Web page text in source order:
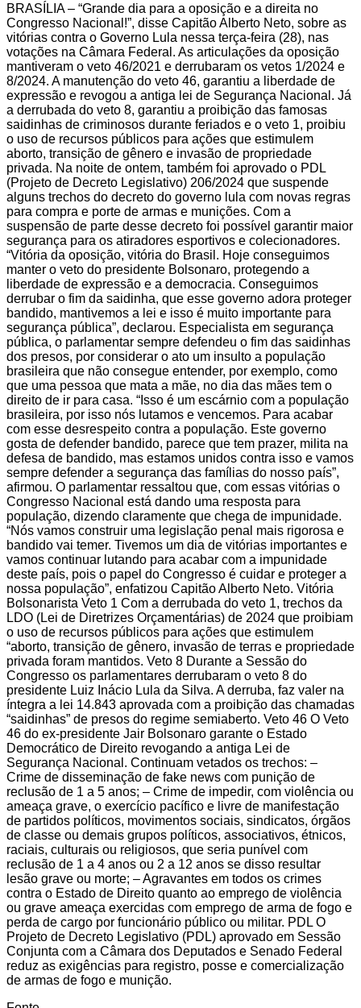
BRASÍLIA – “Grande dia para a oposição e a direita no
Congresso Nacional!”, disse Capitão Alberto Neto, sobre as
vitórias contra o Governo Lula nessa terça-feira (28), nas
votações na Câmara Federal. As articulações da oposição
mantiveram o veto 46/2021 e derrubaram os vetos 1/2024 e
8/2024. A manutenção do veto 46, garantiu a liberdade de
expressão e revogou a antiga lei de Segurança Nacional. Já
a derrubada do veto 8, garantiu a proibição das famosas
saidinhas de criminosos durante feriados e o veto 1, proibiu
o uso de recursos públicos para ações que estimulem
aborto, transição de gênero e invasão de propriedade
privada. Na noite de ontem, também foi aprovado o PDL
(Projeto de Decreto Legislativo) 206/2024 que suspende
alguns trechos do decreto do governo lula com novas regras
para compra e porte de armas e munições. Com a
suspensão de parte desse decreto foi possível garantir maior
segurança para os atiradores esportivos e colecionadores.
“Vitória da oposição, vitória do Brasil. Hoje conseguimos
manter o veto do presidente Bolsonaro, protegendo a
liberdade de expressão e a democracia. Conseguimos
derrubar o fim da saidinha, que esse governo adora proteger
bandido, mantivemos a lei e isso é muito importante para
segurança pública”, declarou. Especialista em segurança
pública, o parlamentar sempre defendeu o fim das saidinhas
dos presos, por considerar o ato um insulto a população
brasileira que não consegue entender, por exemplo, como
que uma pessoa que mata a mãe, no dia das mães tem o
direito de ir para casa. “Isso é um escárnio com a população
brasileira, por isso nós lutamos e vencemos. Para acabar
com esse desrespeito contra a população. Este governo
gosta de defender bandido, parece que tem prazer, milita na
defesa de bandido, mas estamos unidos contra isso e vamos
sempre defender a segurança das famílias do nosso país”,
afirmou. O parlamentar ressaltou que, com essas vitórias o
Congresso Nacional está dando uma resposta para
população, dizendo claramente que chega de impunidade.
“Nós vamos construir uma legislação penal mais rigorosa e
bandido vai temer. Tivemos um dia de vitórias importantes e
vamos continuar lutando para acabar com a impunidade
deste país, pois o papel do Congresso é cuidar e proteger a
nossa população”, enfatizou Capitão Alberto Neto. Vitória
Bolsonarista Veto 1 Com a derrubada do veto 1, trechos da
LDO (Lei de Diretrizes Orçamentárias) de 2024 que proibiam
o uso de recursos públicos para ações que estimulem
“aborto, transição de gênero, invasão de terras e propriedade
privada foram mantidos. Veto 8 Durante a Sessão do
Congresso os parlamentares derrubaram o veto 8 do
presidente Luiz Inácio Lula da Silva. A derruba, faz valer na
íntegra a lei 14.843 aprovada com a proibição das chamadas
“saidinhas” de presos do regime semiaberto. Veto 46 O Veto
46 do ex-presidente Jair Bolsonaro garante o Estado
Democrático de Direito revogando a antiga Lei de
Segurança Nacional. Continuam vetados os trechos: –
Crime de disseminação de fake news com punição de
reclusão de 1 a 5 anos; – Crime de impedir, com violência ou
ameaça grave, o exercício pacífico e livre de manifestação
de partidos políticos, movimentos sociais, sindicatos, órgãos
de classe ou demais grupos políticos, associativos, étnicos,
raciais, culturais ou religiosos, que seria punível com
reclusão de 1 a 4 anos ou 2 a 12 anos se disso resultar
lesão grave ou morte; – Agravantes em todos os crimes
contra o Estado de Direito quanto ao emprego de violência
ou grave ameaça exercidas com emprego de arma de fogo e
perda de cargo por funcionário público ou militar. PDL O
Projeto de Decreto Legislativo (PDL) aprovado em Sessão
Conjunta com a Câmara dos Deputados e Senado Federal
reduz as exigências para registro, posse e comercialização
de armas de fogo e munição.